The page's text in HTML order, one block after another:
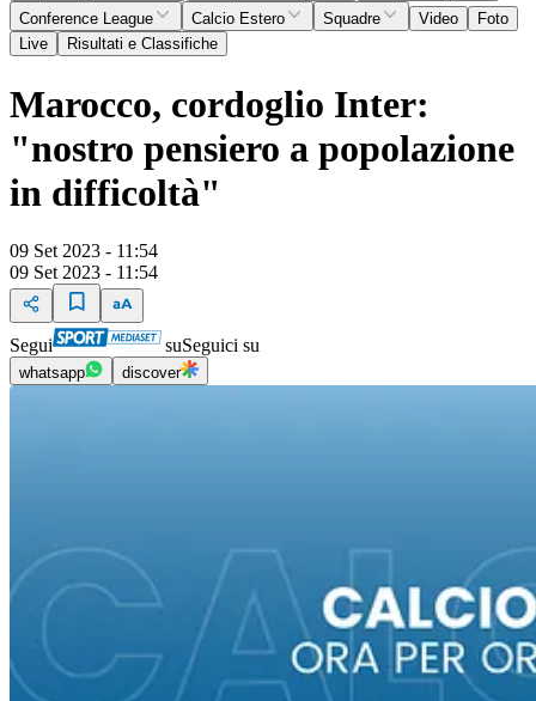
Conference League
Calcio Estero Squadre Video
Foto
Live
Risultati e Classifiche
Marocco, cordoglio Inter:
"nostro pensiero a popolazione
in difficoltà"
09 Set 2023 - 11:54
09 Set 2023 - 11:54
Segui suSeguici su
whatsapp discover